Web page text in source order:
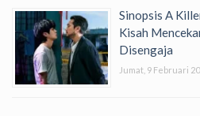
Sinopsis A
Kisah
Disengaja
Jumat, 9 Februari